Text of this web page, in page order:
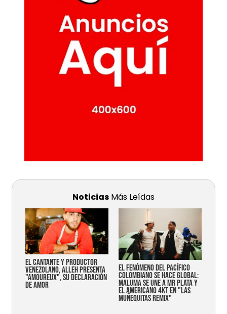
Noticias Más Leídas
EL CANTANTE Y PRODUCTOR
VENEZOLANO, ALLEH PRESENTA
"AMOUREUX", SU DECLARACIÓN
DE AMOR
EL FENÓMENO DEL PACÍFICO
COLOMBIANO SE HACE GLOBAL:
MALUMA SE UNE A MR PLATA Y
EL AMERICANO 4KT EN "LAS
MUÑEQUITAS REMIX"